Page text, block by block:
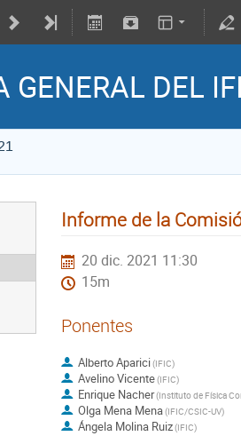
GENERAL DEL
Informe de la
20 dic. 2021 11:30
15m
Ponentes
Alberto Aparici(IFIC)
Avelino Vicente(IFIC)
Enrique Nacher(
Olga Mena Mena(IFIC/CSIC-UV)
Ángela Molina Ruiz(IFIC)